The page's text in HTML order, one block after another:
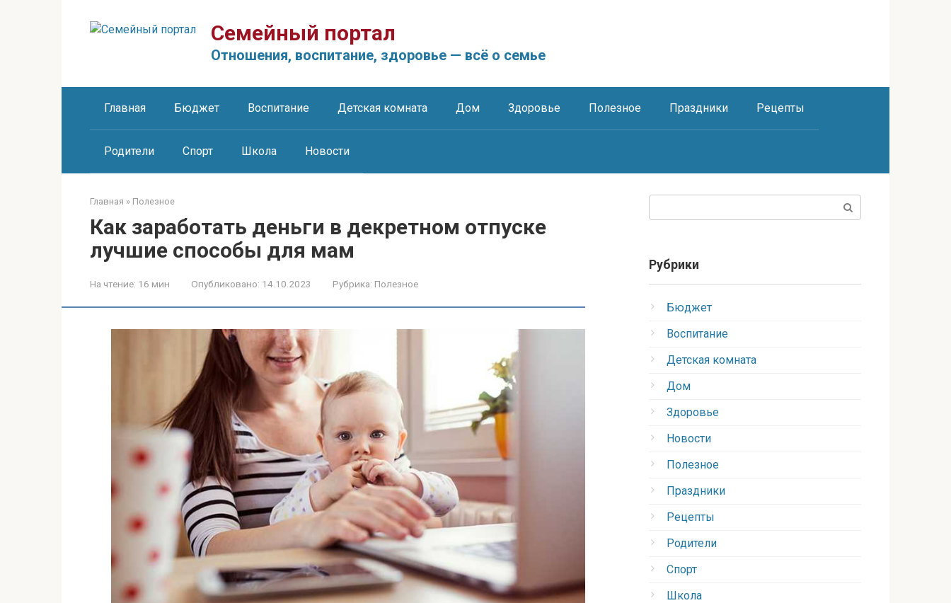
Семейный портал
Отношения, воспитание, здоровье — всё о семье
Главная Бюджет Воспитание Детская комната Дом Здоровье Полезное Праздники Рецепты
Родители Спорт Школа Новости
Главная » Полезное
Как заработать деньги в декретном отпуске
лучшие способы для мам
На чтение: 16 мин Опубликовано: 14.10.2023 Рубрика: Полезное
Рубрики
Бюджет
Воспитание
Детская комната
Дом
Здоровье
Новости
Полезное
Праздники
Рецепты
Родители
Спорт
Школа